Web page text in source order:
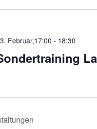
Februar,17:00 - 18:30